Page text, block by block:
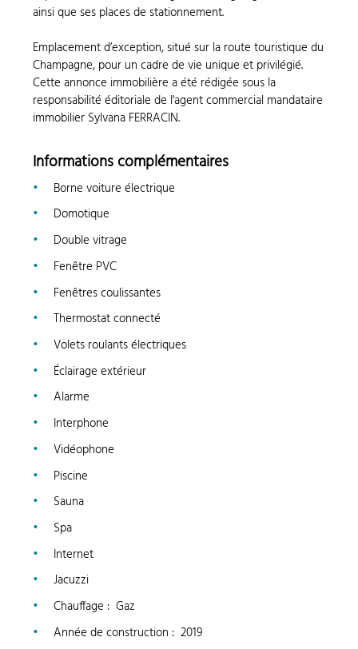
ainsi que ses places de stationnement.
Emplacement d’exception, situé sur la route touristique du
Champagne, pour un cadre de vie unique et privilégié.
Cette annonce immobilière a été rédigée sous la
responsabilité éditoriale de l'agent commercial mandataire
immobilier Sylvana FERRACIN.
Informations complémentaires
Borne voiture électrique
Domotique
Double vitrage
Fenêtre PVC
Fenêtres coulissantes
Thermostat connecté
Volets roulants électriques
Éclairage extérieur
Alarme
Interphone
Vidéophone
Piscine
Sauna
Spa
Internet
Jacuzzi
Chauffage : Gaz
Année de construction : 2019